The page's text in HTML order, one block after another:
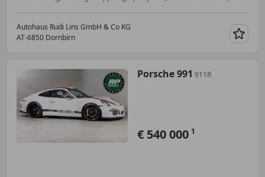
Autohaus Rudi Lins GmbH & Co KG
AT-6850 Dornbirn
Porsche 991 911R
€ 540 000 1